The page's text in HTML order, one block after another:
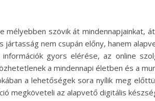
mélyebben szövik át mindennapjainkat,
jártasság nem csupán előny, hanem
gyors elérése, az online
a mindennapi életben és a
a lehetőségek sora nyílik meg
megköveteli az alapvető digitális